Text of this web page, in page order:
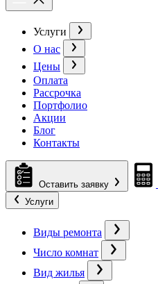
Услуги
О нас
Цены
Оплата
Рассрочка
Портфолио
Акции
Блог
Контакты
Оставить заявку
Услуги
Виды ремонта
Число комнат
Вид жилья